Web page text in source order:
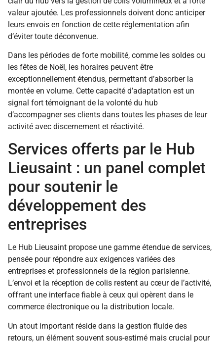
valeur ajoutée. Les professionnels doivent donc anticiper
leurs envois en fonction de cette réglementation afin
d’éviter toute déconvenue.
Dans les périodes de forte mobilité, comme les soldes ou
les fêtes de Noël, les horaires peuvent être
exceptionnellement étendus, permettant d’absorber la
montée en volume. Cette capacité d’adaptation est un
signal fort témoignant de la volonté du hub
d’accompagner ses clients dans toutes les phases de leur
activité avec discernement et réactivité.
Services offerts par le Hub
Lieusaint : un panel complet
pour soutenir le
développement des
entreprises
Le Hub Lieusaint propose une gamme étendue de services,
pensée pour répondre aux exigences variées des
entreprises et professionnels de la région parisienne.
L’envoi et la réception de colis restent au cœur de l’activité,
offrant une interface fiable à ceux qui opèrent dans le
commerce électronique ou la distribution locale.
Un atout important réside dans la gestion fluide des
retours, un élément souvent sous-estimé mais crucial pour